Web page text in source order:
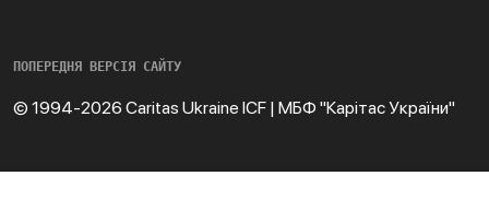
ПОПЕРЕДНЯ ВЕРСІЯ САЙТУ
© 1994-2026 Caritas Ukraine ICF | МБФ "Карітас України"